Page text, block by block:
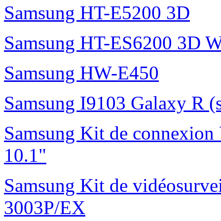
Samsung HT-E5200 3D
Samsung HT-ES6200 3D
Samsung HW-E450
Samsung I9103 Galaxy R
Samsung Kit de
10.1"
Samsung Kit de
3003P/EX